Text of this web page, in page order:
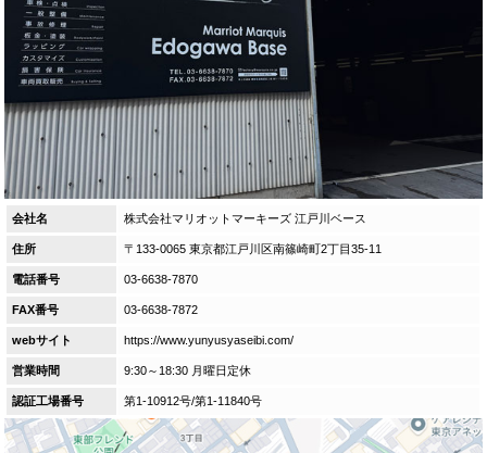
会社名 株式会社マリオットマーキーズ 江戸川ベース
住所 〒133-0065 東京都江戸川区南篠崎町2丁目35-11
電話番号 03-6638-7870
FAX番号 03-6638-7872
webサイト https://www.yunyusyaseibi.com/
営業時間 9:30～18:30 月曜日定休
認証工場番号 第1-10912号/第1-11840号